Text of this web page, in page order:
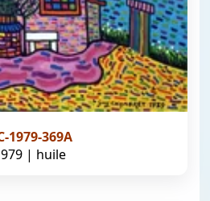
1979-369A
| huile